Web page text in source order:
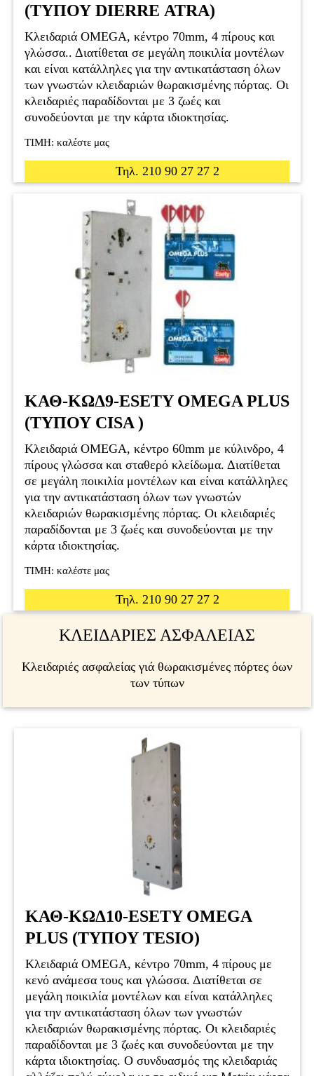
(ΤΥΠΟΥ DIERRE ΑΤRA)
Kλειδαριά OMEGA, κέντρο 70mm, 4 πίρους και
γλώσσα.. Διατίθεται σε μεγάλη ποικιλία μοντέλων
και είναι κατάλληλες για την αντικατάσταση όλων
των γνωστών κλειδαριών θωρακισμένης πόρτας. Οι
κλειδαριές παραδίδονται με 3 ζωές και
συνοδεύονται με την κάρτα ιδιοκτησίας.
ΤΙΜΗ: καλέστε μας
Τηλ. 210 90 27 27 2
ΚΑΘ-ΚΩΔ9-ESETY OMEGA PLUS
(ΤΥΠΟΥ CISA )
Kλειδαριά ΟΜΕGA, κέντρο 60mm με κύλινδρο, 4
πίρους γλώσσα και σταθερό κλείδωμα. Διατίθεται
σε μεγάλη ποικιλία μοντέλων και είναι κατάλληλες
για την αντικατάσταση όλων των γνωστών
κλειδαριών θωρακισμένης πόρτας. Οι κλειδαριές
παραδίδονται με 3 ζωές και συνοδεύονται με την
κάρτα ιδιοκτησίας.
ΤΙΜΗ: καλέστε μας
Τηλ. 210 90 27 27 2
ΚΛΕΙΔΑΡΙΕΣ ΑΣΦΑΛΕΙΑΣ
Κλειδαριές ασφαλείας γιά θωρακισμένες πόρτες όων
των τύπων
ΚΑΘ-ΚΩΔ10-ESETY OMEGA
PLUS (ΤΥΠΟΥ TESIO)
Κλειδαριά OMEGA, κέντρο 70mm, 4 πίρους με
κενό ανάμεσα τους και γλώσσα. Διατίθεται σε
μεγάλη ποικιλία μοντέλων και είναι κατάλληλες
για την αντικατάσταση όλων των γνωστών
κλειδαριών θωρακισμένης πόρτας. Οι κλειδαριές
παραδίδονται με 3 ζωές και συνοδεύονται με την
κάρτα ιδιοκτησίας. Ο συνδυασμός της κλειδαριάς